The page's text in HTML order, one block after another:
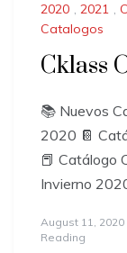
2020 , 2021 ,
Catalogos
Cklass
📚 Nuevos
2020 📔
📕 Catálogo
Invierno
August 11, 2020
Reading